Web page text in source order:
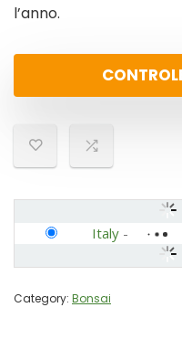
l’anno.
Italy -
Category: Bonsai